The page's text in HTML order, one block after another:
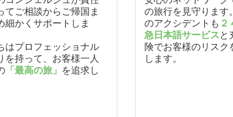
てご相談からご帰国ま
細かくサポートしま
はプロフェッショナル
を持って、お客様一人
「最高の旅」 を追求し
の旅行を見守ります
のアクシデントも ２
急日本語サービスと
険でお客様のリスク
します。